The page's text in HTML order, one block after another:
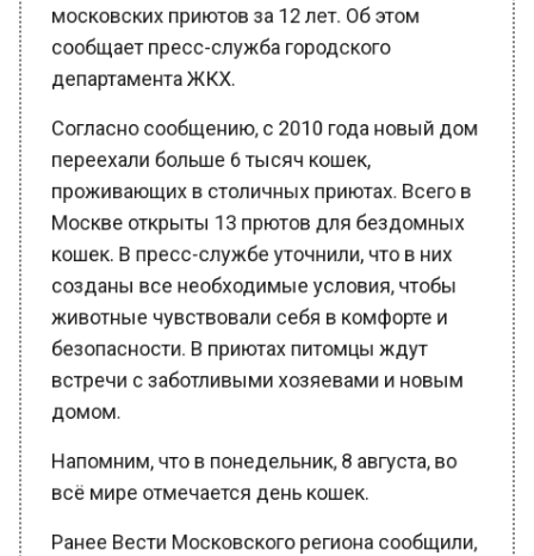
сообщает пресс-служба городского
департамента ЖКХ.
переехали больше 6 тысяч кошек,
проживающих в столичных приютах. Всего в
Москве открыты 13 прютов для бездомных
кошек. В пресс-службе уточнили, что в них
созданы все необходимые условия, чтобы
животные чувствовали себя в комфорте и
безопасности. В приютах питомцы ждут
встречи с заботливыми хозяевами и новым
домом.
Напомним, что в понедельник, 8 августа, во
всё мире отмечается день кошек.
Ранее Вести Московского региона сообщили,